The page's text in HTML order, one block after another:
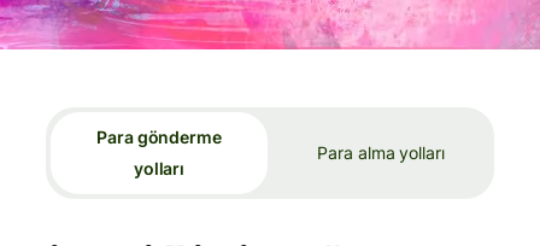
Para gönderme
yolları
Para alma yolları